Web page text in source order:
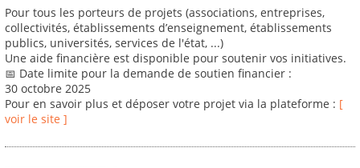
Pour tous les porteurs de projets (associations, entreprises,
collectivités, établissements d’enseignement, établissements
publics, universités, services de l'état, ...)
Une aide financière est disponible pour soutenir vos initiatives.
📅 Date limite pour la demande de soutien financier :
30 octobre 2025
Pour en savoir plus et déposer votre projet via la plateforme : [
voir le site ]